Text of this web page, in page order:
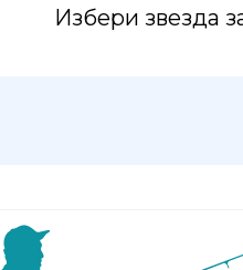
Избери звезда